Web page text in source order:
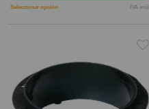
Seleccionar opción IVA incl.